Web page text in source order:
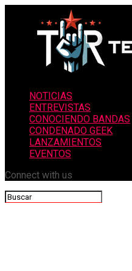
NOTICIAS
ENTREVISTAS
CONOCIENDO BANDAS
CONDENADO GEEK
LANZAMIENTOS
EVENTOS
Connect with us